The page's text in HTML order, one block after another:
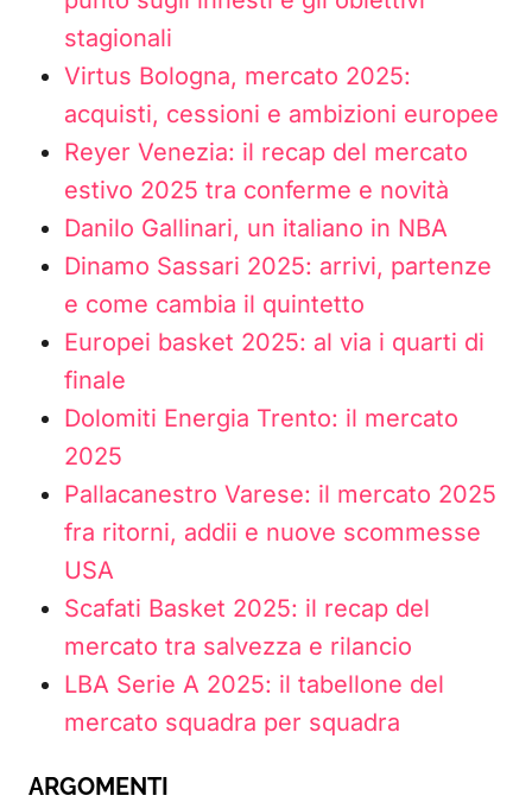
stagionali
Virtus Bologna, mercato 2025:
acquisti, cessioni e ambizioni europee
Reyer Venezia: il recap del mercato
estivo 2025 tra conferme e novità
Danilo Gallinari, un italiano in NBA
Dinamo Sassari 2025: arrivi, partenze
e come cambia il quintetto
Europei basket 2025: al via i quarti di
finale
Dolomiti Energia Trento: il mercato
2025
Pallacanestro Varese: il mercato 2025
fra ritorni, addii e nuove scommesse
USA
Scafati Basket 2025: il recap del
mercato tra salvezza e rilancio
LBA Serie A 2025: il tabellone del
mercato squadra per squadra
ARGOMENTI